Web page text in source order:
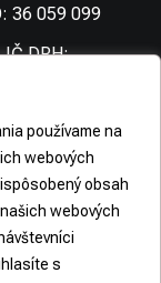
používame na
webových
obsah
webových
s
36 059 099
IČ DPH: